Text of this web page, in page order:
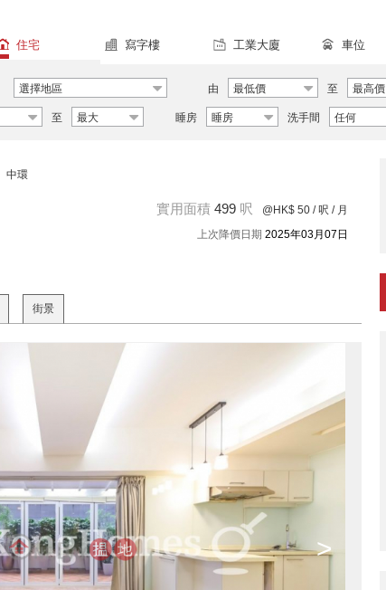
住宅 寫字樓 工業大廈 車位
選擇地區 由 最低價 至 最高價
至 最大 睡房 睡房 洗手間 任何
中環
實用面積 499 呎 @HK$ 50 / 呎 / 月
上次降價日期 2025年03月07日
街景
>